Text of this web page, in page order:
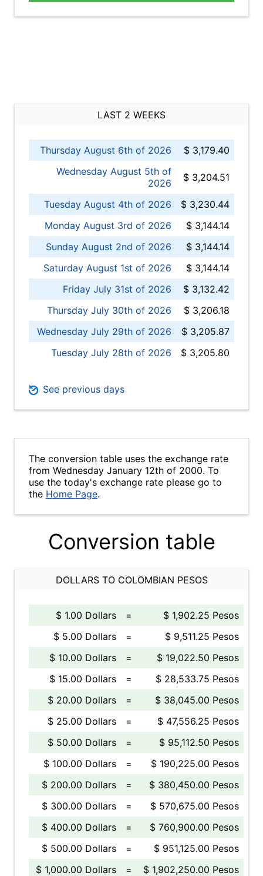
LAST 2 WEEKS
Thursday August 6th of 2026
$ 3,179.40
Wednesday August 5th of
2026
$ 3,204.51
Tuesday August 4th of 2026
$ 3,230.44
Monday August 3rd of 2026
$ 3,144.14
Sunday August 2nd of 2026
$ 3,144.14
Saturday August 1st of 2026
$ 3,144.14
Friday July 31st of 2026
$ 3,132.42
Thursday July 30th of 2026
$ 3,206.18
Wednesday July 29th of 2026
$ 3,205.87
Tuesday July 28th of 2026
$ 3,205.80
See previous days
The conversion table uses the exchange rate
from Wednesday January 12th of 2000. To
use the today's exchange rate please go to
the Home Page.
Conversion table
DOLLARS TO COLOMBIAN PESOS
$ 1.00 Dollars =
$ 1,902.25 Pesos
$ 5.00 Dollars
=
$ 9,511.25 Pesos
$ 10.00 Dollars
=
$ 19,022.50 Pesos
$ 15.00 Dollars
=
$ 28,533.75 Pesos
$ 20.00 Dollars
=
$ 38,045.00 Pesos
$ 25.00 Dollars
=
$ 47,556.25 Pesos
$ 50.00 Dollars
=
$ 95,112.50 Pesos
$ 100.00 Dollars
=
$ 190,225.00 Pesos
$ 200.00 Dollars
=
$ 380,450.00 Pesos
$ 300.00 Dollars
=
$ 570,675.00 Pesos
$ 400.00 Dollars
=
$ 760,900.00 Pesos
$ 500.00 Dollars
=
$ 951,125.00 Pesos
$ 1,000.00 Dollars
=
$ 1,902,250.00 Pesos